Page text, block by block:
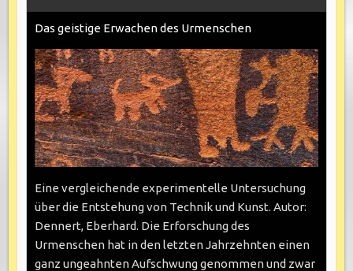
Das geistige Erwachen des Urmenschen
Eine vergleichende experimentelle Untersuchung
über die Entstehung von Technik und Kunst. Autor:
Dennert, Eberhard. Die Erforschung des
Urmenschen hat in den letzten Jahrzehnten einen
ganz ungeahnten Aufschwung genommen und zwar